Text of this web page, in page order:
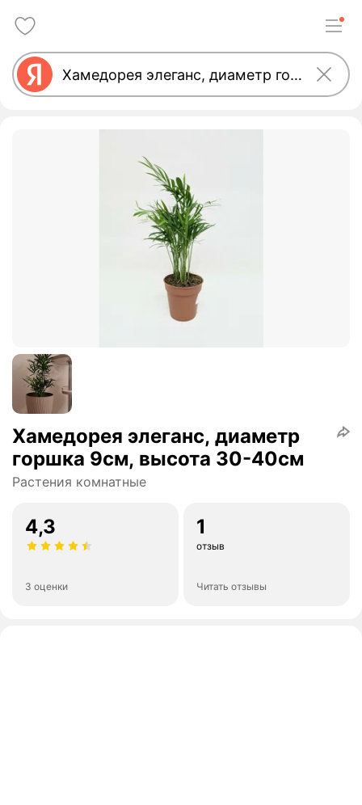
Хамедорея элеганс, диаметр
горшка 9см, высота 30-40см
Растения комнатные
4,3
3 оценки
1
отзыв
Читать отзывы